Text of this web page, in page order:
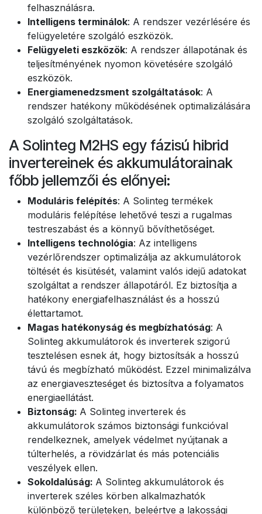
felhasználásra.
Intelligens terminálok: A rendszer vezérlésére és
felügyeletére szolgáló eszközök.
Felügyeleti eszközök: A rendszer állapotának és
teljesítményének nyomon követésére szolgáló
eszközök.
Energiamenedzsment szolgáltatások: A
rendszer hatékony működésének optimalizálására
szolgáló szolgáltatások.
A Solinteg M2HS egy fázisú hibrid
invertereinek és akkumulátorainak
főbb jellemzői és előnyei:
Moduláris felépítés: A Solinteg termékek
moduláris felépítése lehetővé teszi a rugalmas
testreszabást és a könnyű bővíthetőséget.
Intelligens technológia: Az intelligens
vezérlőrendszer optimalizálja az akkumulátorok
töltését és kisütését, valamint valós idejű adatokat
szolgáltat a rendszer állapotáról. Ez biztosítja a
hatékony energiafelhasználást és a hosszú
élettartamot.
Magas hatékonyság és megbízhatóság: A
Solinteg akkumulátorok és inverterek szigorú
tesztelésen esnek át, hogy biztosítsák a hosszú
távú és megbízható működést. Ezzel minimalizálva
az energiaveszteséget és biztosítva a folyamatos
energiaellátást.
Biztonság: A Solinteg inverterek és
akkumulátorok számos biztonsági funkcióval
rendelkeznek, amelyek védelmet nyújtanak a
túlterhelés, a rövidzárlat és más potenciális
veszélyek ellen.
Sokoldalúság: A Solinteg akkumulátorok és
inverterek széles körben alkalmazhatók
különböző területeken, beleértve a lakossági